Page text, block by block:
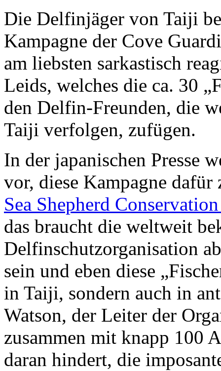
Die Delfinjäger von Taiji
Kampagne der Cove
am liebsten sarkastisch
Leids, welches die ca. 30
den Delfin-Freunden, die
Taiji verfolgen, zufügen.
In der japanischen Presse
vor, diese Kampagne
Sea Shepherd
das braucht die weltweit
Delfinschutzorganisation
sein und eben diese
in Taiji, sondern auch in
Watson, der Leiter der
zusammen mit knapp 100
daran hindert, die